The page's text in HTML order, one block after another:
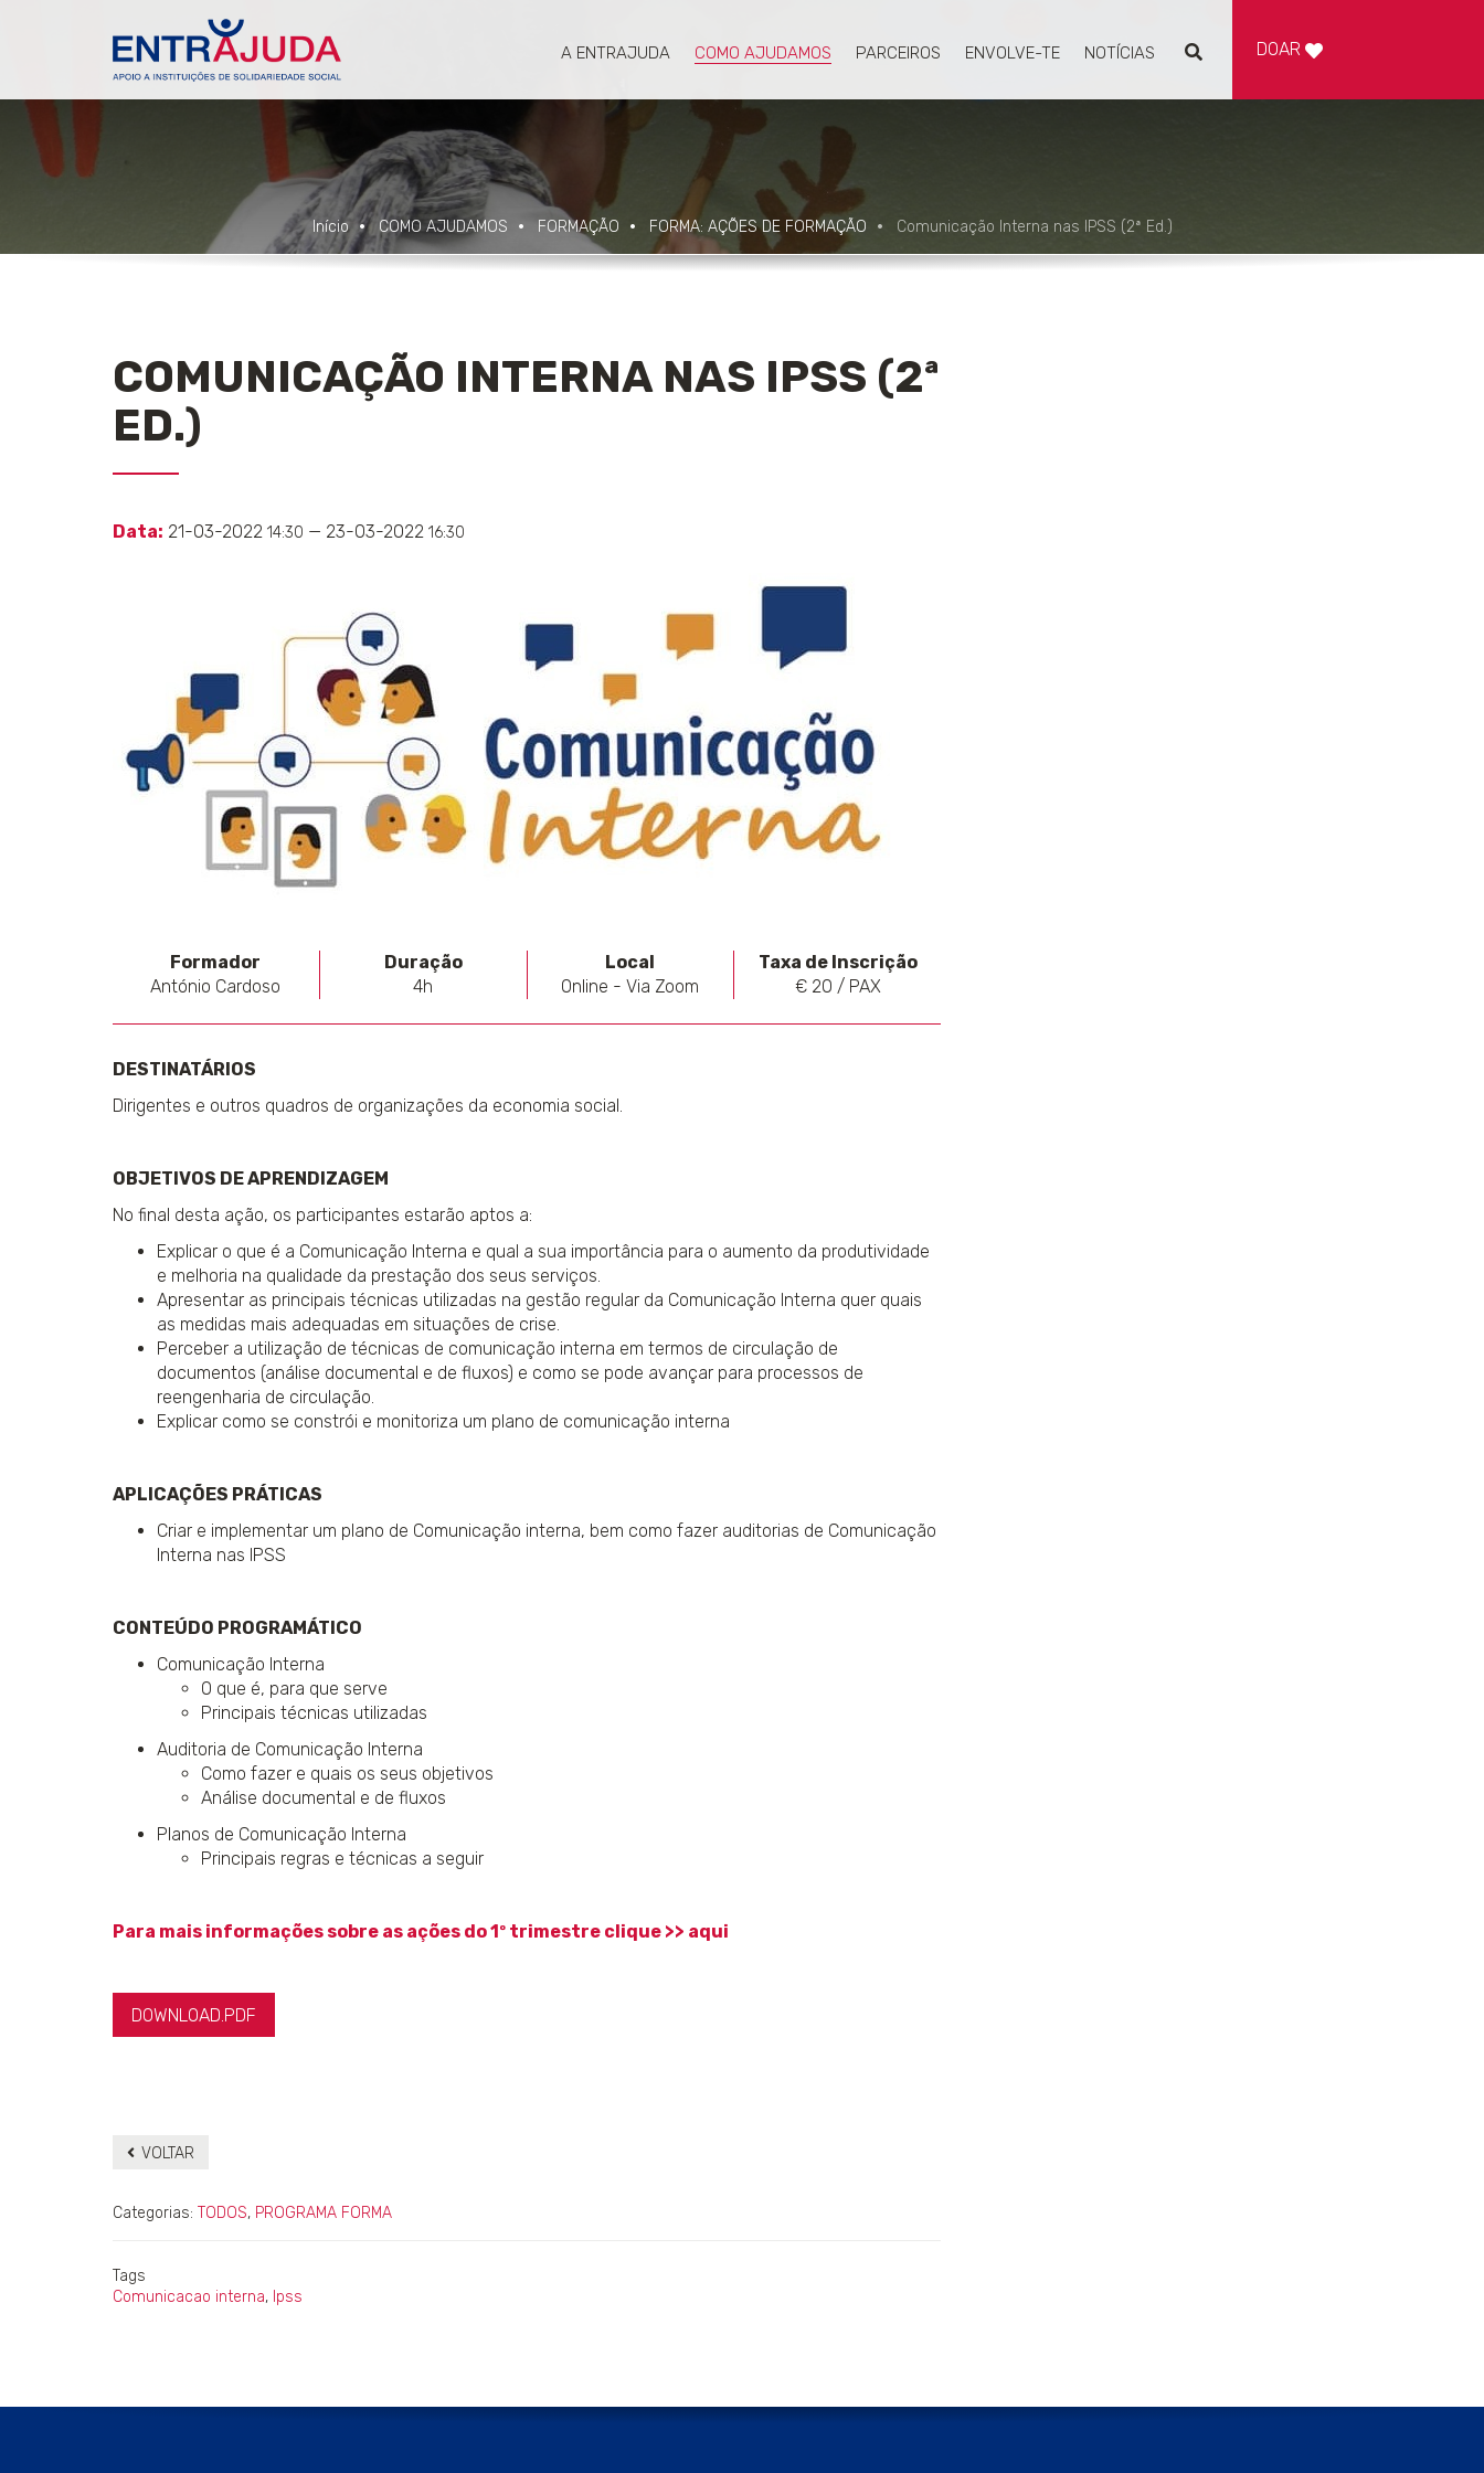
A ENTRAJUDA COMO AJUDAMOS PARCEIROS ENVOLVE-TE NOTÍCIAS DOAR
Início COMO AJUDAMOS FORMAÇÃO FORMA: AÇÕES DE FORMAÇÃO Comunicação Interna nas IPSS (2ª Ed.)
COMUNICAÇÃO INTERNA NAS IPSS (2ª
ED.)
Data: 21-03-2022 14:30 — 23-03-2022 16:30
Formador
António Cardoso
Duração
4h
Local
Online - Via Zoom
Taxa de Inscrição
€ 20 / PAX
DESTINATÁRIOS
Dirigentes e outros quadros de organizações da economia social.
OBJETIVOS DE APRENDIZAGEM
No final desta ação, os participantes estarão aptos a:
Explicar o que é a Comunicação Interna e qual a sua importância para o aumento da produtividade
e melhoria na qualidade da prestação dos seus serviços.
Apresentar as principais técnicas utilizadas na gestão regular da Comunicação Interna quer quais
as medidas mais adequadas em situações de crise.
Perceber a utilização de técnicas de comunicação interna em termos de circulação de
documentos (análise documental e de fluxos) e como se pode avançar para processos de
reengenharia de circulação.
Explicar como se constrói e monitoriza um plano de comunicação interna
APLICAÇÕES PRÁTICAS
Criar e implementar um plano de Comunicação interna, bem como fazer auditorias de Comunicação
Interna nas IPSS
CONTEÚDO PROGRAMÁTICO
Comunicação Interna
O que é, para que serve
Principais técnicas utilizadas
Auditoria de Comunicação Interna
Como fazer e quais os seus objetivos
Análise documental e de fluxos
Planos de Comunicação Interna
Principais regras e técnicas a seguir
Para mais informações sobre as ações do 1º trimestre clique >> aqui
DOWNLOAD.PDF
VOLTAR
Categorias: TODOS, PROGRAMA FORMA
Tags
Comunicacao interna, Ipss